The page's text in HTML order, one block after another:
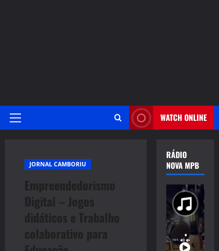
Primary
WATCH ONLINE
JORNAL CAMBORIU
Empreendedorismo
Digital – Jogos
didáticos e Trabalho
colaborativo para
RÁDIO
NOVA MPB